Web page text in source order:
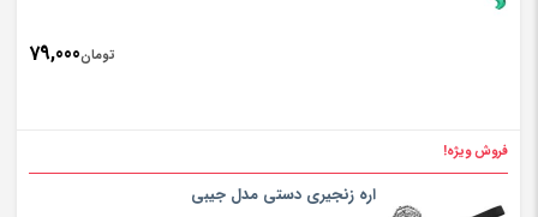
تومان79,000
فروش ویژه!
اره زنجیری دستی مدل جیبی